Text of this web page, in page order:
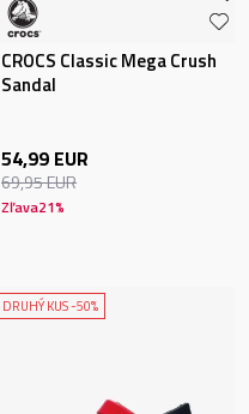
CROCS Classic Mega Crush
Sandal
54,99 EUR
69,95EUR
Zľava21%
DRUHÝ KUS -50%